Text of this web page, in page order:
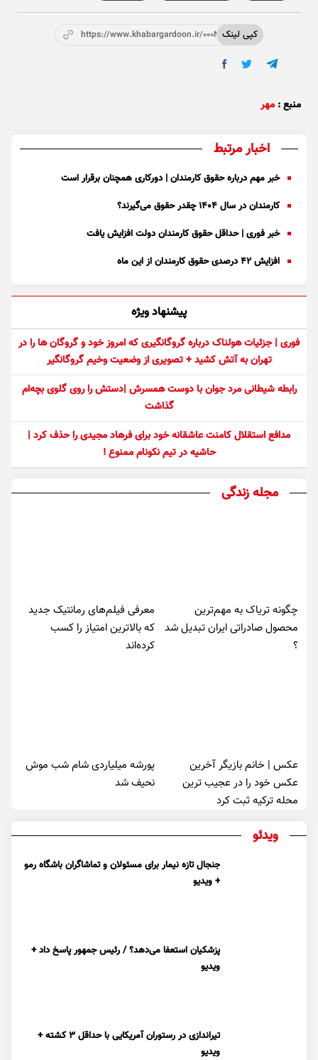
کپی لینکhttps://www.khabargardoon.ir/000Nf5
منبع : مهر
اخبار مرتبط
خبر مهم درباره حقوق کارمندان | دورکاری همچنان برقرار است
کارمندان در سال ۱۴۰۴ چقدر حقوق می‌گیرند؟
خبر فوری | حداقل حقوق کارمندان دولت افزایش یافت
افزایش ۴۲ درصدی حقوق کارمندان از این ماه
پیشنهاد ویژه
فوری | جزئیات هولناک درباره گروگانگیری که امروز خود و گروگان ها را در
تهران به آتش کشید + تصویری از وضعیت وخیم گروگانگیر
رابطه شیطانی مرد جوان با دوست همسرش |دستش را روی گلوی بچه‌ام
گذاشت
مدافع استقلال کامنت عاشقانه خود برای فرهاد مجیدی را حذف کرد |
حاشیه در تیم نکونام ممنوع !
مجله زندگی
چگونه تریاک به مهم‌ترین
محصول صادراتی ایران تبدیل شد
؟
معرفی فیلم‌های رمانتیک جدید
که بالاترین امتیاز را کسب
کرده‌اند
عکس | خانم بازیگر آخرین
عکس خود را در عجیب ترین
محله ترکیه ثبت کرد
پورشه میلیاردی شام شب موش‌
نحیف شد
ویدئو
جنجال تازه نیمار برای مسئولان و تماشاگران باشگاه رمو
+ ویدیو
پزشکیان استعفا می‌دهد؟ / رئیس جمهور پاسخ داد +
ویدیو
تیراندازی در رستوران آمریکایی با حداقل ۳ کشته +
ویدیو